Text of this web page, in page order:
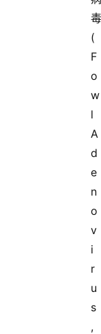
毒
(
F
o
w
l
A
d
e
n
o
v
i
r
u
s
,